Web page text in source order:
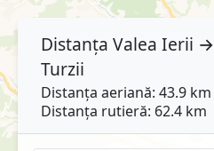
Distanța Valea Ierii →
Turzii
Distanța aeriană: 43.9 km
Distanța rutieră: 62.4 km